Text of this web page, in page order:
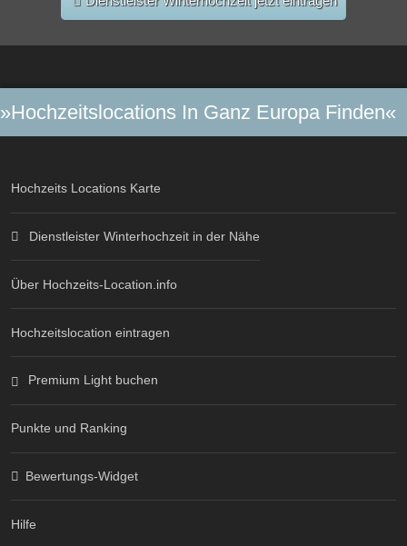
»Hochzeitslocations In Ganz Europa Finden«
Hochzeits Locations Karte
Dienstleister Winterhochzeit in der Nähe
Über Hochzeits-Location.info
Hochzeitslocation eintragen
Premium Light buchen
Punkte und Ranking
Bewertungs-Widget
Hilfe